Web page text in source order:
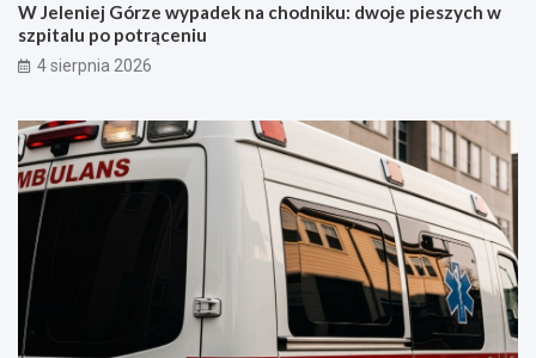
W Jeleniej Górze wypadek na chodniku: dwoje pieszych w
szpitalu po potrąceniu
4 sierpnia 2026